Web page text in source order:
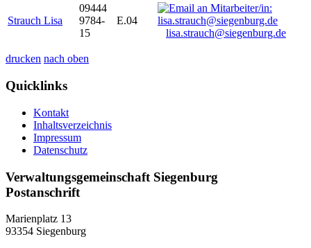
Strauch Lisa
09444
9784-
15
E.04
lisa.strauch@siegenburg.de
drucken nach oben
Quicklinks
Kontakt
Inhaltsverzeichnis
Impressum
Datenschutz
Verwaltungsgemeinschaft Siegenburg
Postanschrift
Marienplatz 13
93354 Siegenburg